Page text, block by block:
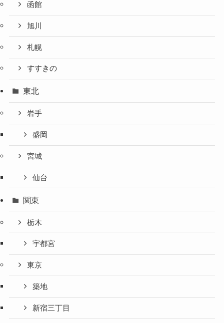
函館
旭川
札幌
すすきの
東北
岩手
盛岡
宮城
仙台
関東
栃木
宇都宮
東京
築地
新宿三丁目